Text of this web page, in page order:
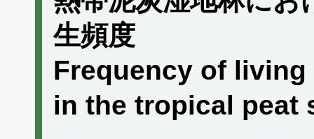
生頻度
Frequency of
in the tropical peat